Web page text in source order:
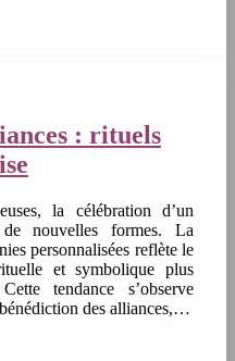
: rituels
la célébration d’un
nouvelles formes. La
personnalisées reflète le
et symbolique plus
tendance s’observe
des alliances,…